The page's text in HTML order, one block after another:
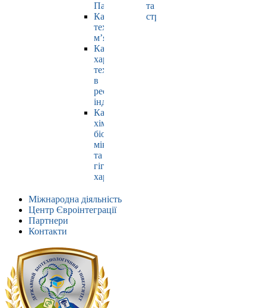
Павлюк
Кафедра
технології
м’яса
Кафедра
харчових
технологій
в
ресторанній
індустрії
Кафедра
хімії,
біохімії,
мікробіології
та
гігієни
харчування
та
страхування
Міжнародна діяльність
Центр Євроінтеграції
Партнери
Контакти